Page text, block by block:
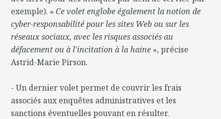
exemple). «Ce volet englobe également la notion de
cyber-responsabilité pour les sites Web ou sur les
réseaux sociaux, avec les risques associés au
défacement ou à l'incitation à la haine », précise
Astrid-Marie Pirson.
- Un dernier volet permet de couvrir les frais
associés aux enquêtes administratives et les
sanctions éventuelles pouvant en résulter.